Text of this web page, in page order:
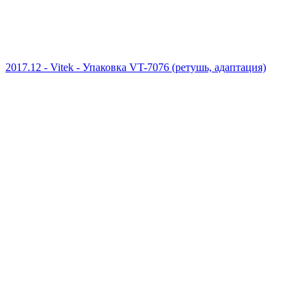
2017.12 - Vitek - Упаковка VT-7076 (ретушь, адаптация)